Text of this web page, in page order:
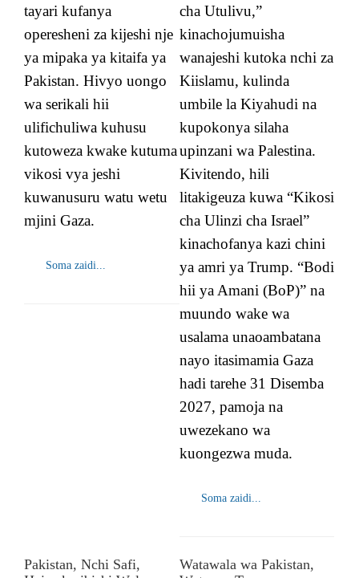
tayari kufanya
operesheni za kijeshi nje
ya mipaka ya kitaifa ya
Pakistan. Hivyo uongo
wa serikali hii
ulifichuliwa kuhusu
kutoweza kwake kutuma
vikosi vya jeshi
kuwanusuru watu wetu
mjini Gaza.
Soma zaidi...
cha Utulivu,”
kinachojumuisha
wanajeshi kutoka nchi za
Kiislamu, kulinda
umbile la Kiyahudi na
kupokonya silaha
upinzani wa Palestina.
Kivitendo, hili
litakigeuza kuwa “Kikosi
cha Ulinzi cha Israel”
kinachofanya kazi chini
ya amri ya Trump. “Bodi
hii ya Amani (BoP)” na
muundo wake wa
usalama unaoambatana
nayo itasimamia Gaza
hadi tarehe 31 Disemba
2027, pamoja na
uwezekano wa
kuongezwa muda.
Soma zaidi...
Pakistan, Nchi Safi,
Watawala wa Pakistan,